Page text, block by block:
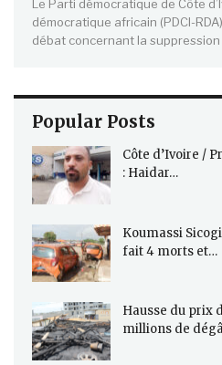
Le Parti démocratique de Côte
démocratique africain (PDCI-
débat concernant la suppression
Popular Posts
Côte d’Ivoire /
: Haidar…
Koumassi
fait 4 morts et…
Hausse du prix
millions de